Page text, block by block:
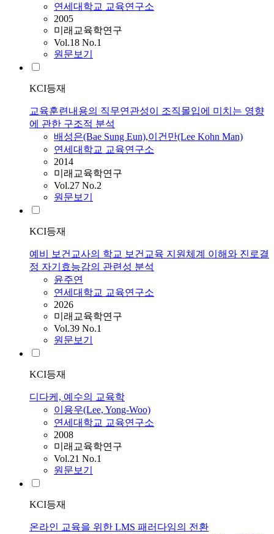
연세대학교 교육연구소
2005
미래교육학연구
Vol.18 No.1
원문보기
KCI등재
교육훈련내용의 직무연관성이 조직몰입에 미치는 영향
에 관한 구조적 분석
배성은(Bae Sung Eun),이건만(Lee Kohn Man)
연세대학교 교육연구소
2014
미래교육학연구
Vol.27 No.2
원문보기
KCI등재
예비 보건교사의 학교 보건교육 지원체계 이해와 진로결
정 자기효능감의 관련성 분석
윤주연
연세대학교 교육연구소
2026
미래교육학연구
Vol.39 No.1
원문보기
KCI등재
디다케, 예수의 교육학
이용우(Lee, Yong-Woo)
연세대학교 교육연구소
2008
미래교육학연구
Vol.21 No.1
원문보기
KCI등재
온라인 교육을 위한 LMS 패러다임의 전환